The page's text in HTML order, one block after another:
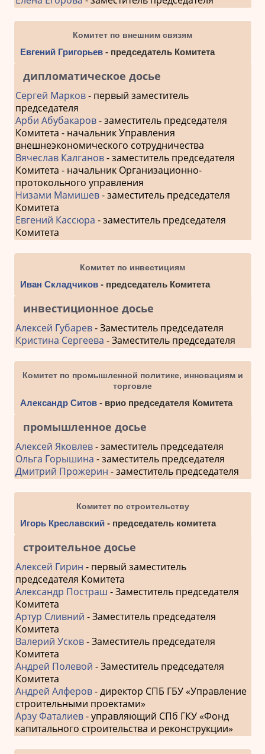
Комитет по внешним связям
Евгений Григорьев- председатель Комитета
дипломатическое досье
Сергей Марков- первый заместитель
председателя
Арби Абубакаров- заместитель председателя
Комитета - начальник Управления
внешнеэкономического сотрудничества
Вячеслав Калганов- заместитель председателя
Комитета - начальник Организационно-
протокольного управления
Низами Мамишев- заместитель председателя
Комитета
Евгений Кассюра - заместитель председателя
Комитета
Комитет по инвестициям
Иван Складчиков- председатель Комитета
инвестиционное досье
Алексей Губарев- Заместитель председателя
Кристина Сергеева - Заместитель председателя
Комитет по промышленной политике, инновациям и
торговле
Александр Ситов- врио председателя Комитета
промышленное досье
Алексей Яковлев- заместитель председателя
Ольга Горышина - заместитель председателя
Дмитрий Прожерин - заместитель председателя
Комитет по строительству
Игорь Креславский - председатель комитета
строительное досье
Алексей Гирин - первый заместитель
председателя Комитета
Александр Постраш - Заместитель председателя
Комитета
Артур Сливний - Заместитель председателя
Комитета
Валерий Усков- Заместитель председателя
Комитета
Андрей Полевой - Заместитель председателя
Комитета
Андрей Алферов- директор СПБ ГБУ «Управление
строительными проектами»
Арзу Фаталиев- управляющий СПб ГКУ «Фонд
капитального строительства и реконструкции»